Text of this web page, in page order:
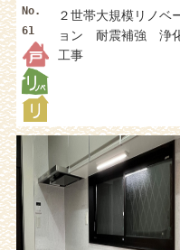
No.
61
２世帯大規模リノベ
ョン 耐震補強 浄
工事